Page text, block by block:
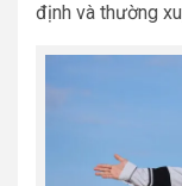
định và thường